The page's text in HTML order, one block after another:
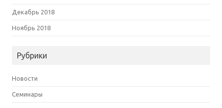
Декабрь 2018
Ноябрь 2018
Рубрики
Новости
Семинары